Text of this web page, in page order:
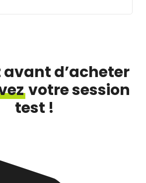
avant d’acheter
votre session
test !